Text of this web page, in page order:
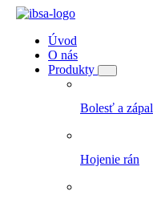
Úvod
O nás
Produkty
Bolesť a zápal
Hojenie rán